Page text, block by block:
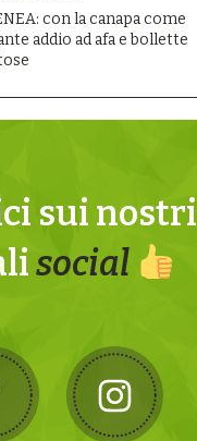
con la canapa come
addio ad afa e bollette
sui nostri
social